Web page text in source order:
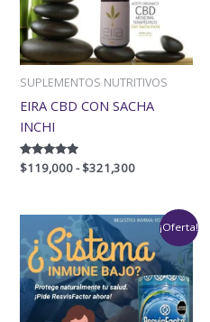
SUPLEMENTOS NUTRITIVOS
EIRA CBD CON SACHA
INCHI
Valorado
con
$119,000-$321,300
¡Oferta!
Rango
de
precios:
desde
$89,900
hasta
$239,000